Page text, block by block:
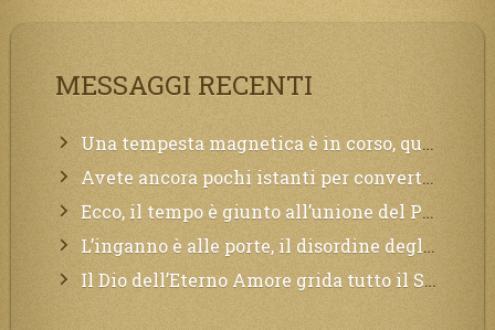
MESSAGGI RECENTI
Una tempesta magnetica è in corso, questa generazione patirà. Il black out non tarderà ad arrivare e tutta la Terra sarà oscurata.
Avete ancora pochi istanti per convertirvi, non perdete tempo, la sciagura arriverà all’improvviso e per chi non si sarà preparato saranno dolori.
Ecco, il tempo è giunto all’unione del Padre con il figlio, non avete che da attendere pochissimo.
L’inganno è alle porte, il disordine degli ordinati urlerà perdono, ma sarà troppo tardi, il tradimento è stato grande!
Il Dio dell’Eterno Amore grida tutto il Suo bene per i Suoi,richiama a Sé i lontani, affinché si pentano e tornino a Lui: